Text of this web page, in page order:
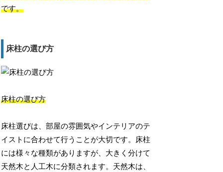
です。
床柱の選び方
床柱の選び方
床柱選びは、部屋の雰囲気やインテリアのテ
イストに合わせて行うことが大切です。床柱
には様々な種類がありますが、大きく分けて
天然木と人工木に分類されます。天然木は、